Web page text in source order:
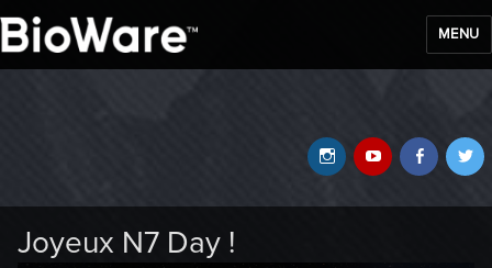
MENU
YouTube
Instagram
Joyeux N7 Day !